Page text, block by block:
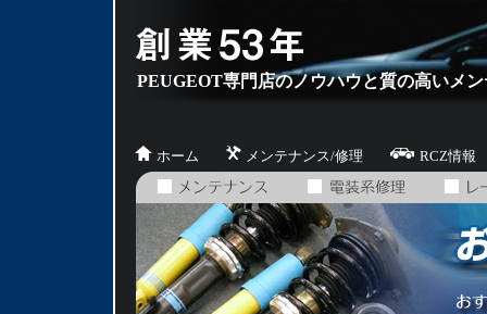
PEUGEOT専門店のノウハウと質の高いメ
ホーム メンテナンス/修理 RCZ情報